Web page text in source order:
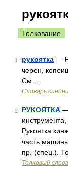
Толкование
1 рукоятка —
черен,
См …
Словарь
2 РУКОЯТКА —
инструмента,
Рукоятка
часть
пр. (спец.).
Толковый